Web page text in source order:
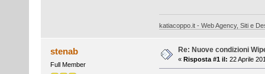
katiacoppo.it - Web Agency, Siti e
stenab
Full Member
Re: Nuove condizioni
« Risposta #1 il: 22 Aprile